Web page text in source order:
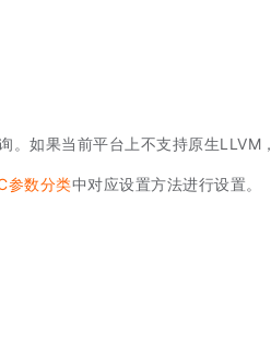
。如果当前平台上不支持原生LLVM
参数分类中对应设置方法进行设置。